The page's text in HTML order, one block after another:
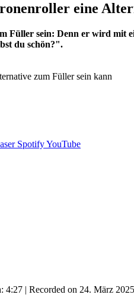
eine
Füller sein: Denn er wird mit
du schön?".
zum Füller sein kann
SpotifyYouTube
4:27 | Recorded on 24. März 2025